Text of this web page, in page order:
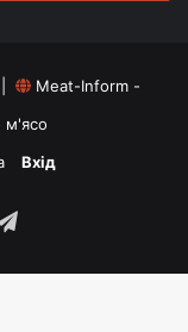
Meat-Inform -
м'ясо
Вхід